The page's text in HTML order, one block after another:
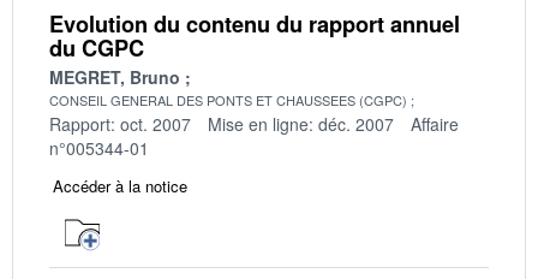
Evolution du contenu du rapport annuel
du CGPC
MEGRET, Bruno
CONSEIL GENERAL DES PONTS ET CHAUSSEES (CGPC)
Rapport: oct. 2007 Mise en ligne: déc. 2007
Affaire
n°005344-01
Accéder à la notice